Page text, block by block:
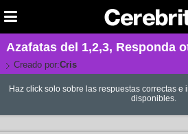
Azafatas del 1,2,3, Responda
Creado por:Cris
Haz click solo sobre las respuestas correctas e
disponibles.